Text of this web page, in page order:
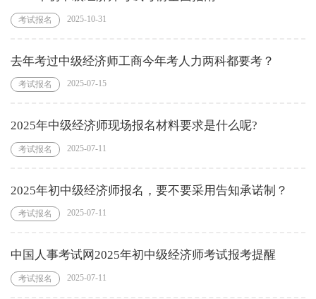
考试报名 2025-10-31
去年考过中级经济师工商今年考人力两科都要考？
考试报名 2025-07-15
2025年中级经济师现场报名材料要求是什么呢?
考试报名 2025-07-11
2025年初中级经济师报名，要不要采用告知承诺制？
考试报名 2025-07-11
中国人事考试网2025年初中级经济师考试报考提醒
考试报名 2025-07-11